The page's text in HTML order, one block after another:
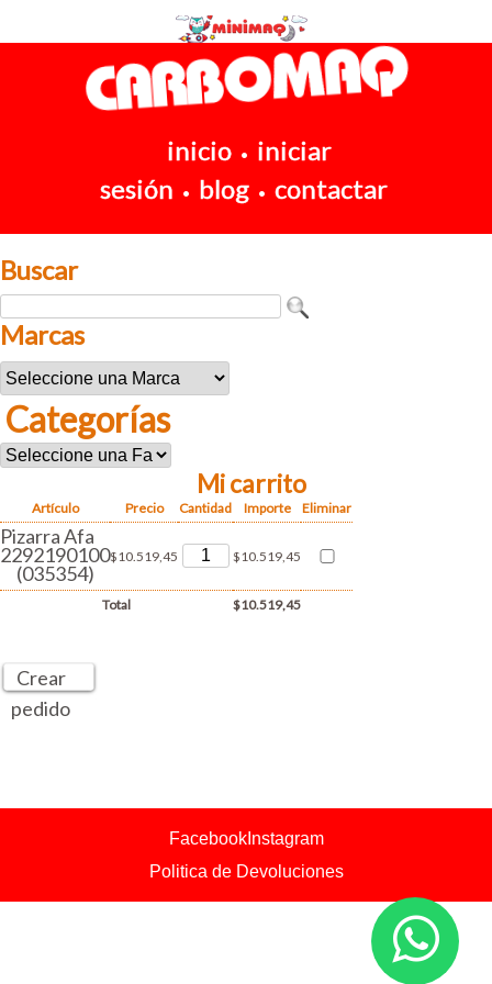
inicio • iniciar
sesión • blog • contactar
Buscar
Marcas
Categorías
Mi carrito
Artículo Precio Cantidad Importe Eliminar
Pizarra Afa
2292190100
(035354)
$10.519,45 $10.519,45
Total $10.519,45
Crear
pedido
FacebookInstagram
Politica de Devoluciones